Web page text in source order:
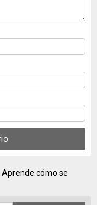
Aprende cómo se